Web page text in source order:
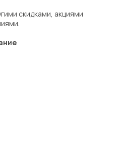
скидками, акциями